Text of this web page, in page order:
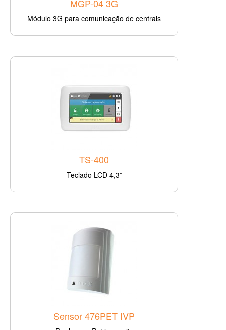
MGP-04 3G
Módulo 3G para comunicação de centrais
TS-400
Teclado LCD 4,3”
Sensor 476PET IVP